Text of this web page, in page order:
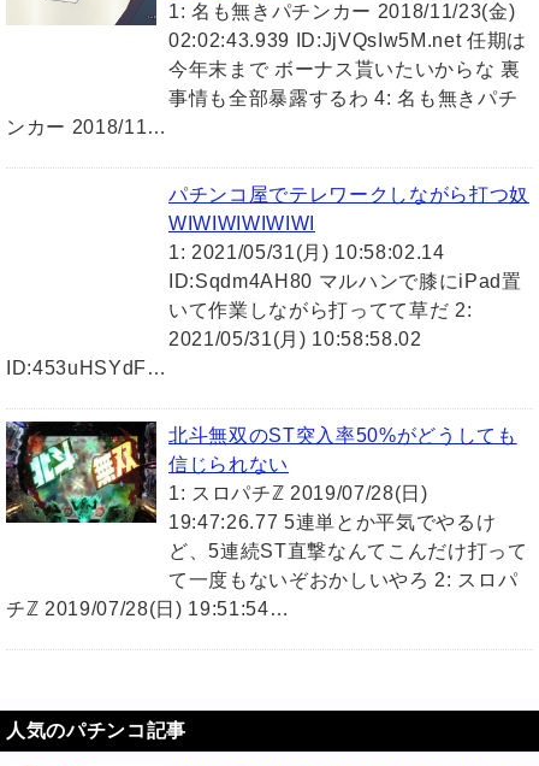
1: 名も無きパチンカー 2018/11/23(金)
02:02:43.939 ID:JjVQsIw5M.net 任期は
今年末まで ボーナス貰いたいからな 裏
事情も全部暴露するわ 4: 名も無きパチ
ンカー 2018/11…
パチンコ屋でテレワークしながら打つ奴
WIWIWIWIWIWI
1: 2021/05/31(月) 10:58:02.14
ID:Sqdm4AH80 マルハンで膝にiPad置
いて作業しながら打ってて草だ 2:
2021/05/31(月) 10:58:58.02
ID:453uHSYdF…
北斗無双のST突入率50%がどうしても
信じられない
1: スロパチℤ 2019/07/28(日)
19:47:26.77 5連単とか平気でやるけ
ど、5連続ST直撃なんてこんだけ打って
て一度もないぞおかしいやろ 2: スロパ
チℤ 2019/07/28(日) 19:51:54…
人気のパチンコ記事